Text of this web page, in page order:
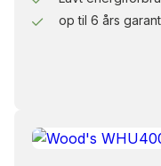
op til 6 års